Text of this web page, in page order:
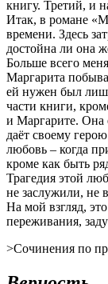
книгу. Третий, и
Итак, в романе
времени. Здесь
достойна ли она
Больше всего
Маргарита
ей нужен был
части книги,
и Маргарите. Она
даёт своему
любовь – когда
кроме как быть
Трагедия этой
не заслужили, не
На мой взгляд,
переживания,
>Сочинения по